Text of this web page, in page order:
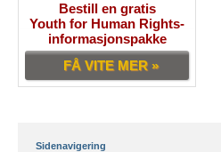
Bestill en gratis
Youth for Human Rights-
informasjonspakke
FÅ VITE MER »
Sidenavigering